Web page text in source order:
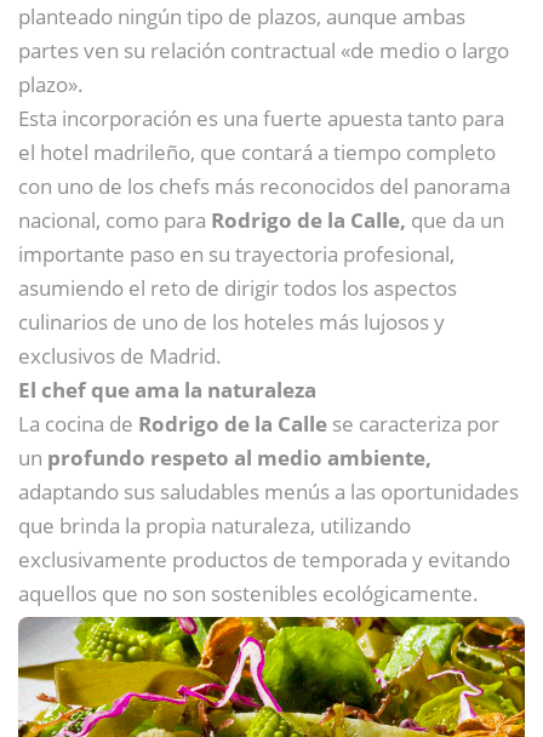
planteado ningún tipo de plazos, aunque ambas
partes ven su relación contractual «de medio o largo
plazo».
Esta incorporación es una fuerte apuesta tanto para
el hotel madrileño, que contará a tiempo completo
con uno de los chefs más reconocidos del panorama
nacional, como para Rodrigo de la Calle, que da un
importante paso en su trayectoria profesional,
asumiendo el reto de dirigir todos los aspectos
culinarios de uno de los hoteles más lujosos y
exclusivos de Madrid.
El chef que ama la naturaleza
La cocina de Rodrigo de la Calle se caracteriza por
un profundo respeto al medio ambiente,
adaptando sus saludables menús a las oportunidades
que brinda la propia naturaleza, utilizando
exclusivamente productos de temporada y evitando
aquellos que no son sostenibles ecológicamente.